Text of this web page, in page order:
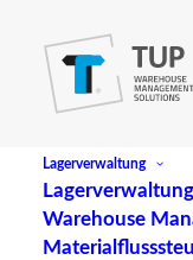
Lagerverwaltung
Warehouse